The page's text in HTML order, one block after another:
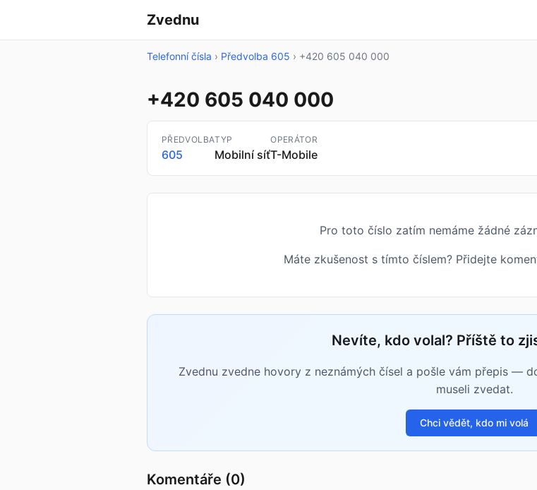
Zvednu
Telefonní čísla › Předvolba 605 › +420 605 040 000
+420 605 040 000
PŘEDVOLBA
605
TYP
Mobilní síť
OPERÁTOR
T-Mobile
Pro toto číslo zatím nemáme žádné
Máte zkušenost s tímto číslem? Přidejte
Nevíte, kdo volal? Příště to
Zvednu zvedne hovory z neznámých čísel a pošle vám přepis —
museli zvedat.
Chci vědět, kdo mi volá
Komentáře (0)